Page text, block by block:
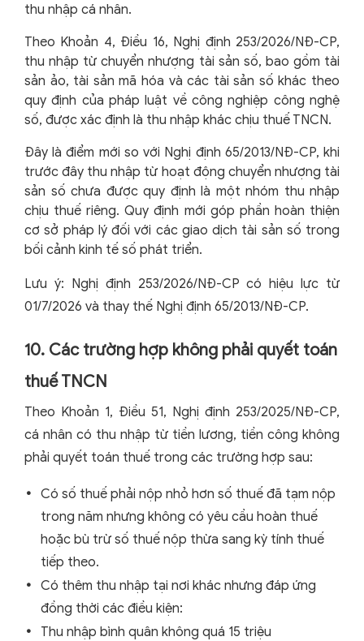
thu nhập cá nhân.
Theo Khoản 4, Điều 16, Nghị định 253/2026/NĐ-CP,
thu nhập từ chuyển nhượng tài sản số, bao gồm tài
sản ảo, tài sản mã hóa và các tài sản số khác theo
quy định của pháp luật về công nghiệp công nghệ
số, được xác định là thu nhập khác chịu thuế TNCN.
Đây là điểm mới so với Nghị định 65/2013/NĐ-CP, khi
trước đây thu nhập từ hoạt động chuyển nhượng tài
sản số chưa được quy định là một nhóm thu nhập
chịu thuế riêng. Quy định mới góp phần hoàn thiện
cơ sở pháp lý đối với các giao dịch tài sản số trong
bối cảnh kinh tế số phát triển.
Lưu ý: Nghị định 253/2026/NĐ-CP có hiệu lực từ
01/7/2026 và thay thế Nghị định 65/2013/NĐ-CP.
10. Các trường hợp không phải quyết toán
thuế TNCN
Theo Khoản 1, Điều 51, Nghị định 253/2025/NĐ-CP,
cá nhân có thu nhập từ tiền lương, tiền công không
phải quyết toán thuế trong các trường hợp sau:
Có số thuế phải nộp nhỏ hơn số thuế đã tạm nộp
trong năm nhưng không có yêu cầu hoàn thuế
hoặc bù trừ số thuế nộp thừa sang kỳ tính thuế
tiếp theo.
Có thêm thu nhập tại nơi khác nhưng đáp ứng
đồng thời các điều kiện:
Thu nhập bình quân không quá 15 triệu